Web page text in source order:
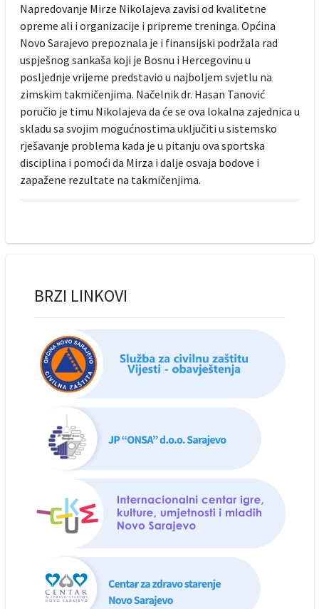
Napredovanje Mirze Nikolajeva zavisi od kvalitetne
opreme ali i organizacije i pripreme treninga. Općina
Novo Sarajevo prepoznala je i finansijski podržala rad
uspješnog sankaša koji je Bosnu i Hercegovinu u
posljednje vrijeme predstavio u najboljem svjetlu na
zimskim takmičenjima. Načelnik dr. Hasan Tanović
poručio je timu Nikolajeva da će se ova lokalna zajednica u
skladu sa svojim mogućnostima uključiti u sistemsko
rješavanje problema kada je u pitanju ova sportska
disciplina i pomoći da Mirza i dalje osvaja bodove i
zapažene rezultate na takmičenjima.
BRZI LINKOVI